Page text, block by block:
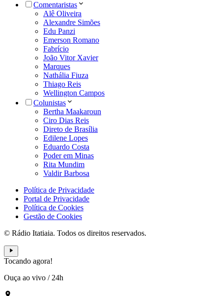
Comentaristas
Alê Oliveira
Alexandre Simões
Edu Panzi
Emerson Romano
Fabrício
João Vitor Xavier
Marques
Nathália Fiuza
Thiago Reis
Wellington Campos
Colunistas
Bertha Maakaroun
Ciro Dias Reis
Direto de Brasília
Edilene Lopes
Eduardo Costa
Poder em Minas
Rita Mundim
Valdir Barbosa
Política de Privacidade
Portal de Privacidade
Política de Cookies
Gestão de Cookies
© Rádio Itatiaia. Todos os direitos reservados.
Tocando agora!
Ouça ao vivo / 24h